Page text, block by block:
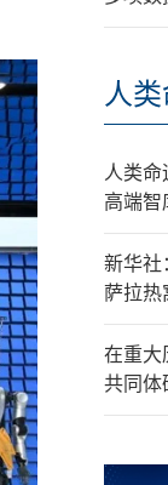
人
人类
高端智
新华社
萨拉热
在重大
共同体